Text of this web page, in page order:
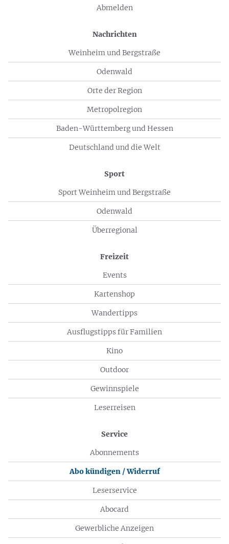
Abmelden
Nachrichten
Weinheim und Bergstraße
Odenwald
Orte der Region
Metropolregion
Baden-Württemberg und Hessen
Deutschland und die Welt
Sport
Sport Weinheim und Bergstraße
Odenwald
Überregional
Freizeit
Events
Kartenshop
Wandertipps
Ausflugstipps für Familien
Kino
Outdoor
Gewinnspiele
Leserreisen
Service
Abonnements
Abo kündigen / Widerruf
Leserservice
Abocard
Gewerbliche Anzeigen